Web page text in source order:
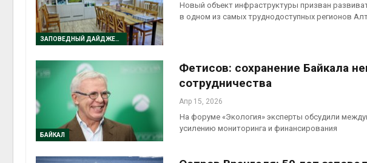
ЗАПОВЕДНЫЙ ДАЙДЖЕСТ
Новый объект инфраструктуры призван
в одном из самых труднодоступных регионов
БАЙКАЛ
Фетисов: сохранение Байкала
сотрудничества
Апр 15, 2026
На форуме «Экология» эксперты обсудили
усилению мониторинга и финансирования